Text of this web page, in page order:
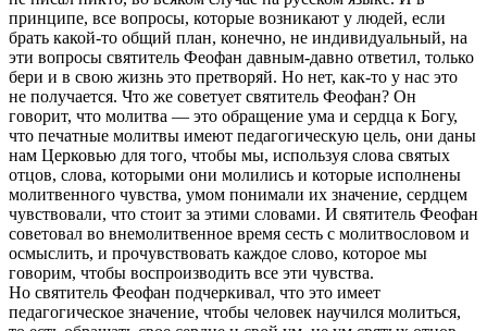
принципе, все вопросы, которые возникают у людей, если
брать какой-то общий план, конечно, не индивидуальный, на
эти вопросы святитель Феофан давным-давно ответил, только
бери и в свою жизнь это претворяй. Но нет, как-то у нас это
не получается. Что же советует святитель Феофан? Он
говорит, что молитва — это обращение ума и сердца к Богу,
что печатные молитвы имеют педагогическую цель, они даны
нам Церковью для того, чтобы мы, используя слова святых
отцов, слова, которыми они молились и которые исполнены
молитвенного чувства, умом понимали их значение, сердцем
чувствовали, что стоит за этими словами. И святитель Феофан
советовал во внемолитвенное время сесть с молитвословом и
осмыслить, и прочувствовать каждое слово, которое мы
говорим, чтобы воспроизводить все эти чувства.
Но святитель Феофан подчеркивал, что это имеет
педагогическое значение, чтобы человек научился молиться,